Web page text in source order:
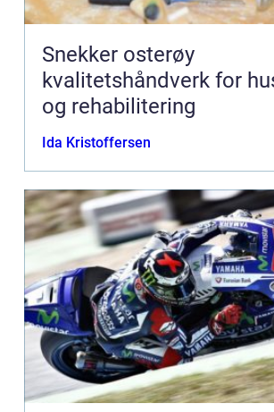
Snekker osterøy
kvalitetshåndverk for
og rehabilitering
Ida Kristoffersen